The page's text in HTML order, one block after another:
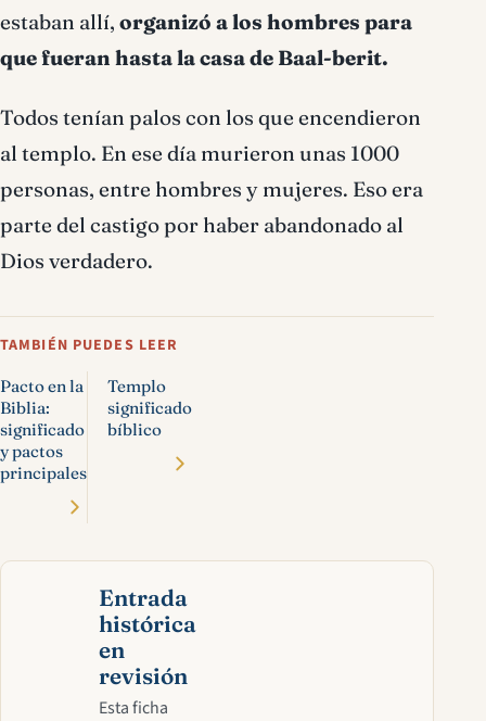
estaban allí, organizó a los hombres para
que fueran hasta la casa de Baal-berit.
Todos tenían palos con los que encendieron
al templo. En ese día murieron unas 1000
personas, entre hombres y mujeres. Eso era
parte del castigo por haber abandonado al
Dios verdadero.
TAMBIÉN PUEDES LEER
Pacto en la
Biblia:
significado
y pactos
principales
Templo
significado
bíblico
Entrada
histórica
en
revisión
Esta ficha